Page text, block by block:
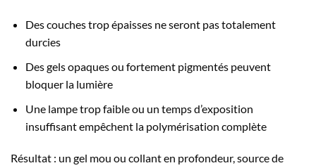
Des couches trop épaisses ne seront pas totalement
durcies
Des gels opaques ou fortement pigmentés peuvent
bloquer la lumière
Une lampe trop faible ou un temps d’exposition
insuffisant empêchent la polymérisation complète
Résultat : un gel mou ou collant en profondeur, source de